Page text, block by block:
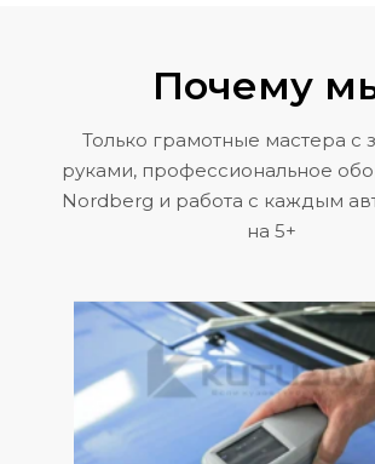
Почему
Только грамотные мастера с
руками, профессиональное
Nordberg и работа с каждым
на 5+